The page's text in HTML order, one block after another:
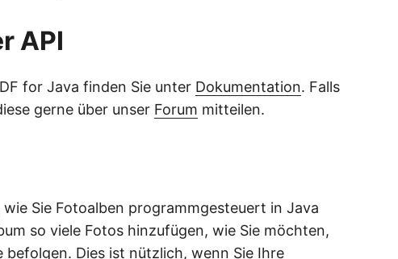
API
for Java finden Sie unter Dokumentation. Falls
gerne über unser Forum mitteilen.
Sie Fotoalben programmgesteuert in Java
so viele Fotos hinzufügen, wie Sie möchten,
befolgen. Dies ist nützlich, wenn Sie Ihre